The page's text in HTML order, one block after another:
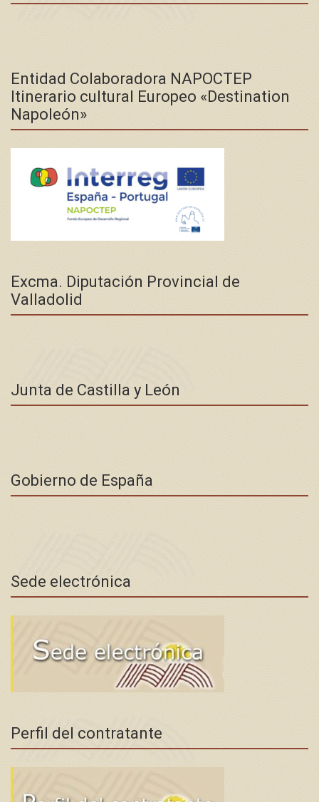
Entidad Colaboradora NAPOCTEP
Itinerario cultural Europeo «Destination
Napoleón»
Excma. Diputación Provincial de
Valladolid
Junta de Castilla y León
Gobierno de España
Sede electrónica
Perfil del contratante